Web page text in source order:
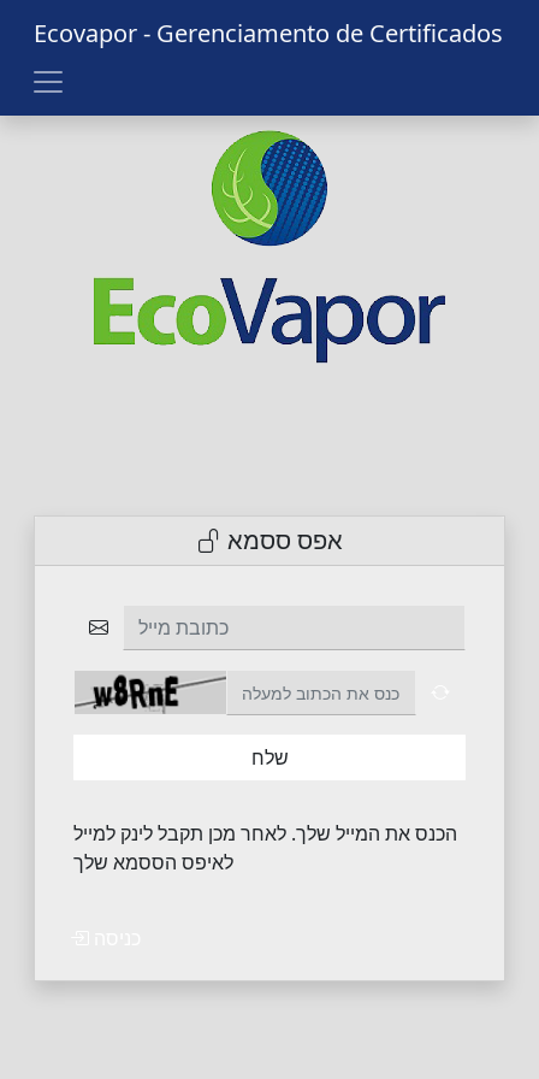
Ecovapor - Gerenciamento de Certificados
אפס ססמא
כתובת מייל
שלח
הכנס את המייל שלך. לאחר מכן תקבל לינק למייל
לאיפס הססמא שלך